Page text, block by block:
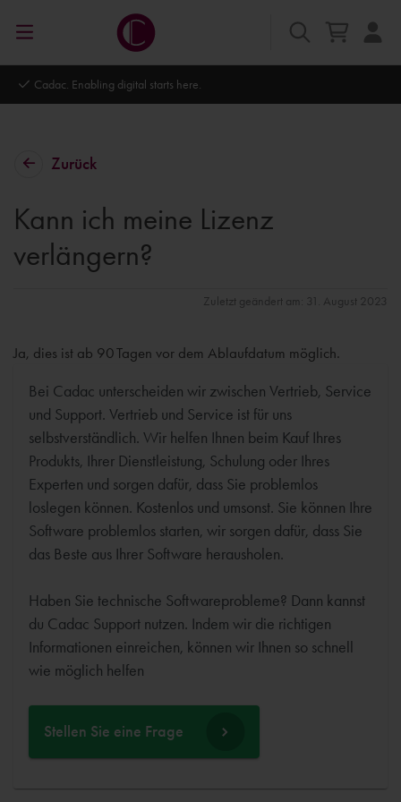
Autodesk Platinum Partner
Zurück
Kann ich meine Lizenz
verlängern?
Zuletzt geändert am: 31. August 2023
Ja, dies ist ab 90 Tagen vor dem Ablaufdatum möglich.
Bei Cadac unterscheiden wir zwischen Vertrieb, Service
und Support. Vertrieb und Service ist für uns
selbstverständlich. Wir helfen Ihnen beim Kauf Ihres
Produkts, Ihrer Dienstleistung, Schulung oder Ihres
Experten und sorgen dafür, dass Sie problemlos
loslegen können. Kostenlos und umsonst. Sie können Ihre
Software problemlos starten, wir sorgen dafür, dass Sie
das Beste aus Ihrer Software herausholen.
Haben Sie technische Softwareprobleme? Dann kannst
du Cadac Support nutzen. Indem wir die richtigen
Informationen einreichen, können wir Ihnen so schnell
wie möglich helfen
Stellen Sie eine Frage